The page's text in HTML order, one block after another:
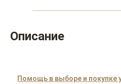
Описание
Помощь в выборе и покупке